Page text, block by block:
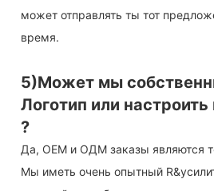
может отправлять ты тот
время.
5)Может мы
Логотип или
?
Да, OEM и ОДМ заказы являются
Мы иметь очень опытный